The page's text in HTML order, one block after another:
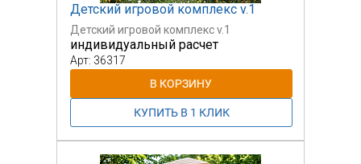
Детский игровой комплекс v.1
Детский игровой комплекс v.1
индивидуальный расчет
Арт: 36317